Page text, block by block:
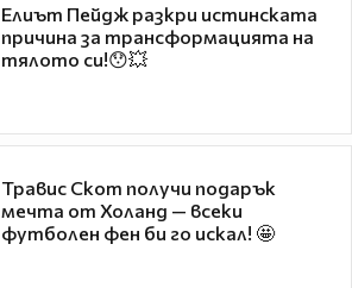
Елиът Пейдж разкри истинската
причина за трансформацията на
тялото си!😯💥
Травис Скот получи подарък
мечта от Холанд — всеки
футболен фен би го искал! 🤩